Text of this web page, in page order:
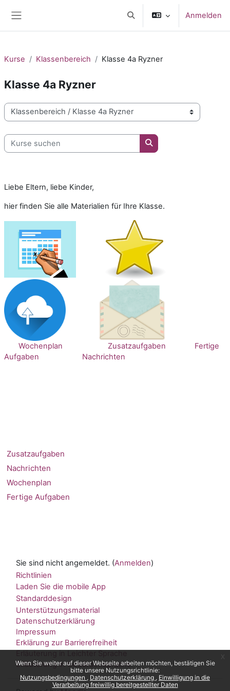
Wenn Sie weiter auf dieser Webseite arbeiten möchten, bestätigen Sie
bitte unsere Nutzungsrichtlinie:
Nutzungsbedingungen
Datenschutzerklärung
Einwilligung in die
Verarbeitung freiwillig bereitgestellter Daten
Sucheingabe umschalten
Anmelden
Kurse Klassenbereich Klasse 4a Ryzner
Klasse 4a Ryzner
Kursbereiche
Kurse suchen
Kurse suchen
Liebe Eltern, liebe Kinder,
hier finden Sie alle Materialien für Ihre Klasse.
Wochenplan Zusatzaufgaben
Fertige
Aufgaben
Nachrichten
Zusatzaufgaben
Nachrichten
Wochenplan
Fertige Aufgaben
Sie sind nicht angemeldet. (Anmelden)
Richtlinien
Laden Sie die mobile App
Standarddesign
Unterstützungsmaterial
Datenschutzerklärung
Impressum
Erklärung zur Barrierefreiheit
Erläuterung in Gebärdensprache